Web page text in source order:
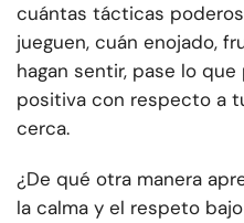
cuántas tácticas
jueguen, cuán enojado,
hagan sentir, pase lo
positiva con respecto a
cerca.
¿De qué otra manera
la calma y el respeto